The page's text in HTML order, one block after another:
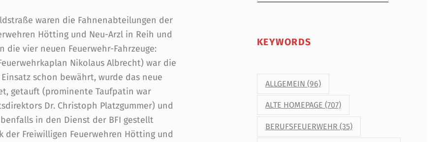
waren die Fahnenabteilungen der
Hötting und Neu-Arzl in Reih und
die vier neuen Feuerwehr-Fahrzeuge:
Nikolaus Albrecht) war die
schon bewährt, wurde das neue
getauft (prominente Taufpatin war
Dr. Christoph Platzgummer) und
in den Dienst der BFI gestellt
der Freiwilligen Feuerwehren Hötting und
KEYWORDS
ALLGEMEIN (96)
ALTE HOMEPAGE (707)
BERUFSFEUERWEHR (35)